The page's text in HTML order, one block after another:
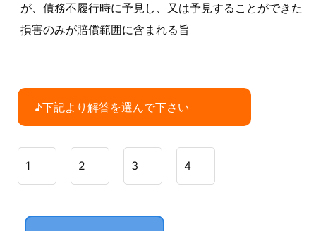
が、債務不履行時に予見し、又は予見することができた
損害のみが賠償範囲に含まれる旨
♪下記より解答を選んで下さい
1 2 3 4